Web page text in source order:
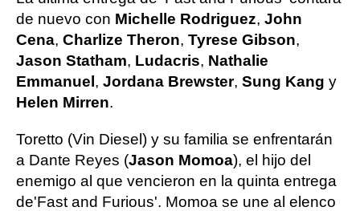
de nuevo con Michelle Rodriguez, John
Cena, Charlize Theron, Tyrese Gibson,
Jason Statham, Ludacris, Nathalie
Emmanuel , Jordana Brewster, Sung Kang y
Helen Mirren.
Toretto (Vin Diesel) y su familia se enfrentarán
a Dante Reyes (Jason Momoa), el hijo del
enemigo al que vencieron en la quinta entrega
de'Fast and Furious'. Momoa se une al elenco